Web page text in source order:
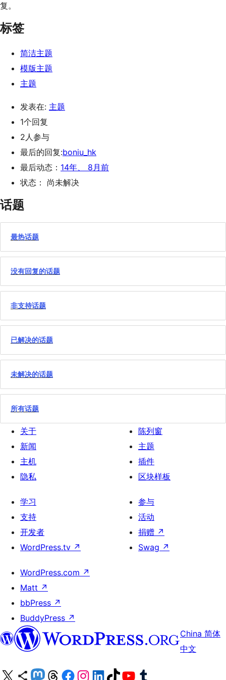
复。
标签
简洁主题
模版主题
主题
发表在: 主题
1个回复
2人参与
最后的回复:boniu_hk
最后动态： 14年、 8月前
状态： 尚未解决
话题
最热话题
没有回复的话题
非支持话题
已解决的话题
未解决的话题
所有话题
关于
新闻
主机
隐私
陈列窗
主题
插件
区块样板
学习
支持
开发者
WordPress.tv ↗
参与
活动
捐赠 ↗
Swag ↗
WordPress.com ↗
Matt ↗
bbPress ↗
BuddyPress ↗
China 简体
中文
关注我们的 X（原 Twitter）账号 访问我们的 Bluesky 账号 关注我们的 Mastodon 账号 访问我们的 Threads 账号 访问我们的 Facebook 公共主页 关注我们的 Instagram 账号 关注我们的 LinkedIn 主页 访问我们的 TikTok 账号 访问我们的 YouTube 频道 访问我们的 Tumblr 账号